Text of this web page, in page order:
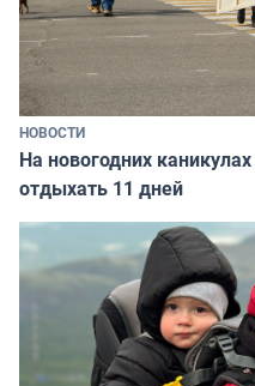
НОВОСТИ
На новогодних
отдыхать 11 дней